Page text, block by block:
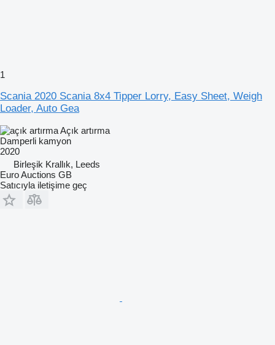
1
Scania 2020 Scania 8x4 Tipper Lorry, Easy Sheet, Weigh
Loader, Auto Gea
Açık artırma
Damperli kamyon
2020
Birleşik Krallık, Leeds
Euro Auctions GB
Satıcıyla iletişime geç